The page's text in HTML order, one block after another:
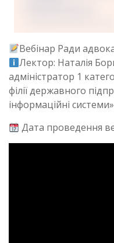
Вебінар Ради
Лектор: Наталія
адміністратор 1
філії державного
інформаційні
Дата проведення